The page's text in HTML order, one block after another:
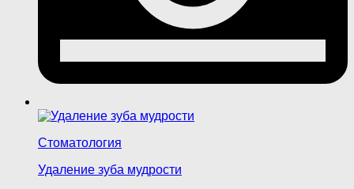
Стоматология
Удаление зуба мудрости